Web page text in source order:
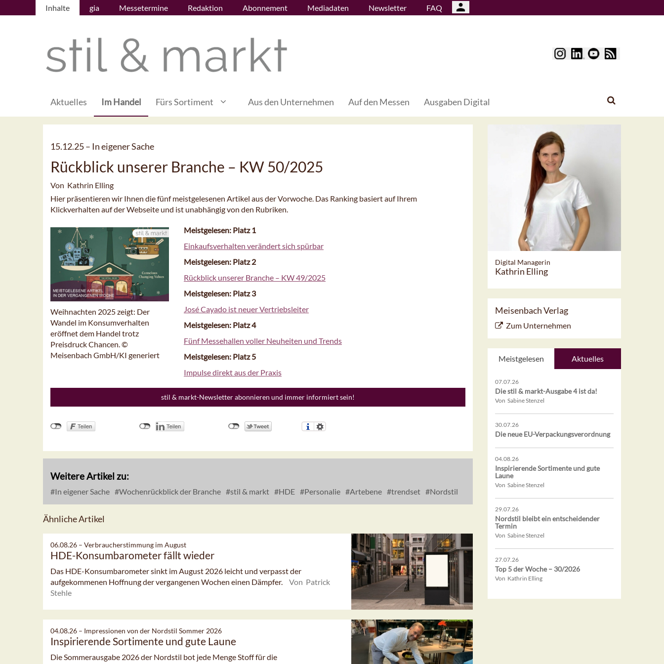
Inhalte gia Messetermine Redaktion Abonnement Mediadaten Newsletter FAQ
Aktuelles Im Handel Fürs Sortiment Aus den Unternehmen Auf den Messen Ausgaben Digital
15.12.25 – In eigener Sache
Rückblick unserer Branche – KW 50/2025
Von Kathrin Elling
Hier präsentieren wir Ihnen die fünf meistgelesenen Artikel aus der Vorwoche. Das Ranking basiert auf Ihrem
Klickverhalten auf der Webseite und ist unabhängig von den Rubriken.
Weihnachten 2025 zeigt: Der
Wandel im Konsumverhalten
eröffnet dem Handel trotz
Preisdruck Chancen. ©
Meisenbach GmbH/KI generiert
Meistgelesen: Platz 1
Einkaufsverhalten verändert sich spürbar
Meistgelesen: Platz 2
Rückblick unserer Branche – KW 49/2025
Meistgelesen: Platz 3
José Cayado ist neuer Vertriebsleiter
Meistgelesen: Platz 4
Fünf Messehallen voller Neuheiten und Trends
Meistgelesen: Platz 5
Impulse direkt aus der Praxis
stil & markt-Newsletter abonnieren und immer informiert sein!
Weitere Artikel zu:
In eigener Sache Wochenrückblick der Branche stil & markt HDE Personalie Artebene trendset Nordstil
Ähnliche Artikel
06.08.26 – Verbraucherstimmung im August
HDE-Konsumbarometer fällt wieder
Das HDE-Konsumbarometer sinkt im August 2026 leicht und verpasst der
aufgekommenen Hoffnung der vergangenen Wochen einen Dämpfer.
Von Patrick
Stehle
04.08.26 – Impressionen von der Nordstil Sommer 2026
Inspirierende Sortimente und gute Laune
Die Sommerausgabe 2026 der Nordstil bot jede Menge Stoff für die
Digital Managerin
Kathrin Elling
Meisenbach Verlag
Zum Unternehmen
Meistgelesen Aktuelles
07.07.26
Die stil & markt-Ausgabe 4 ist da!
Von Sabine Stenzel
30.07.26
Die neue EU-Verpackungsverordnung
04.08.26
Inspirierende Sortimente und gute
Laune
Von Sabine Stenzel
29.07.26
Nordstil bleibt ein entscheidender
Termin
Von Sabine Stenzel
27.07.26
Top 5 der Woche – 30/2026
Von Kathrin Elling